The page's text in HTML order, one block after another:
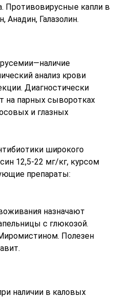
Противовирусные капли в
Анадин, Галазолин.
анализ крови
Диагностически
на парных сыворотках
и глазных
широкого
12,5-22 мг/кг, курсом
препараты:
назначают
с глюкозой.
Полезен
наличии в каловых